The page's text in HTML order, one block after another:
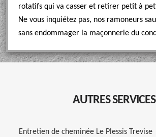
rotatifs qui va casser et retirer petit à
Ne vous inquiétez pas, nos ramoneurs
sans endommager la maçonnerie du
AUTRES SERVICES
Entretien de cheminée Le Plessis Trevise